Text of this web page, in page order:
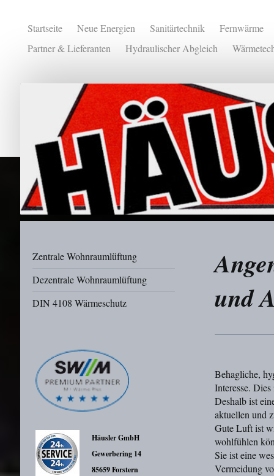
Startseite Neue Energien Sanitärtechnik
Fernwärme
Partner & Lieferanten
Hydraulischer Abgleich
und
Behagliche,
Interesse.
Deshalb ist
aktuellen und
Gute Luft ist
wohlfühlen
Sie ist eine
Vermeidung
Zentrale Wohnraumlüftung
Dezentrale Wohnraumlüftung
DIN 4108 Wärmeschutz
Häusler GmbH
Gewerbering 14
85659 Forstern